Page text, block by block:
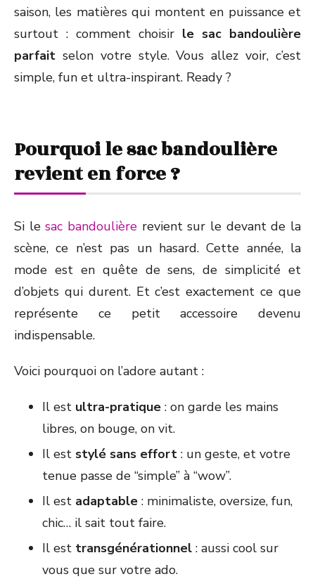
saison, les matières qui montent en puissance et
surtout : comment choisir le sac bandoulière
parfait selon votre style. Vous allez voir, c’est
simple, fun et ultra-inspirant. Ready ?
Pourquoi le sac bandoulière
revient en force ?
Si lesac bandoulière revient sur le devant de la
scène, ce n’est pas un hasard. Cette année, la
mode est en quête de sens, de simplicité et
d’objets qui durent. Et c’est exactement ce que
représente ce petit accessoire devenu
indispensable.
Voici pourquoi on l’adore autant :
Il est ultra-pratique : on garde les mains
libres, on bouge, on vit.
Il est stylé sans effort : un geste, et votre
tenue passe de “simple” à “wow”.
Il est adaptable : minimaliste, oversize, fun,
chic… il sait tout faire.
Il est transgénérationnel : aussi cool sur
vous que sur votre ado.